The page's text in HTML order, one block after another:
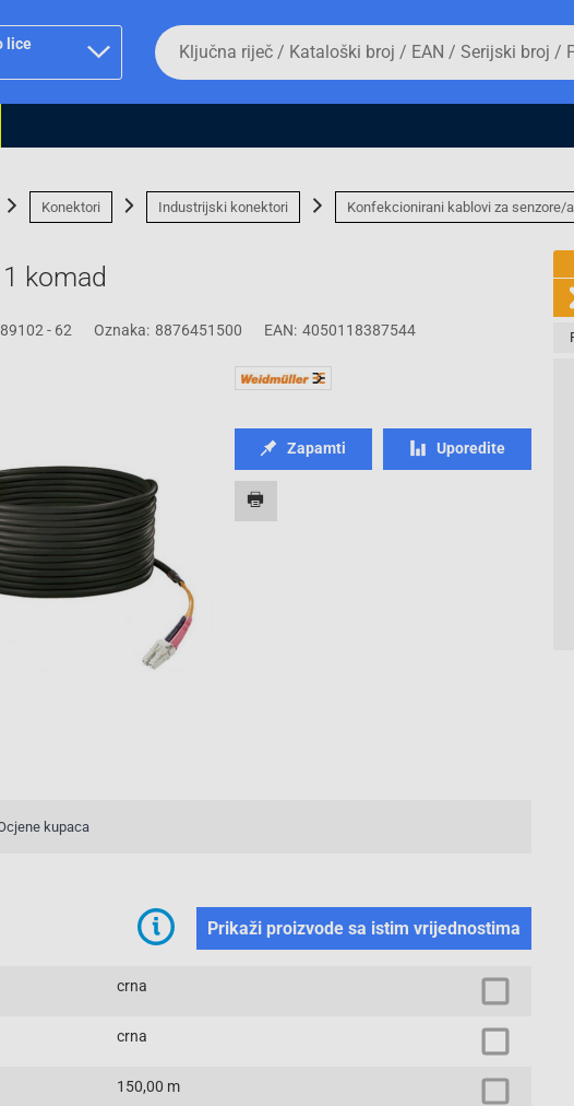
lice
asortiman proizvoda i
Fizičko lice
Da
biste
potražili
proizvod,
broj,
EAN
Konektori Industrijski konektori Konfekcionirani kablovi za senzore/
komad
- 62 Oznaka: 8876451500 EAN: 4050118387544
Zapamti Uporedite
kupaca
Prikaži proizvode sa istim vrijednostima
crna
crna
150,00 m